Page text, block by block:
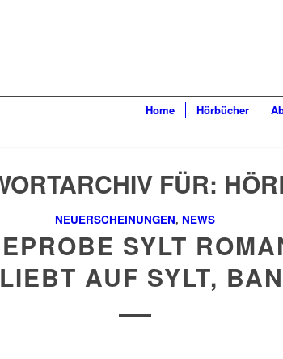
Home Hörbücher
FÜR:
NEUERSCHEINUNGEN, NEWS
SYLT
AUF SYLT,